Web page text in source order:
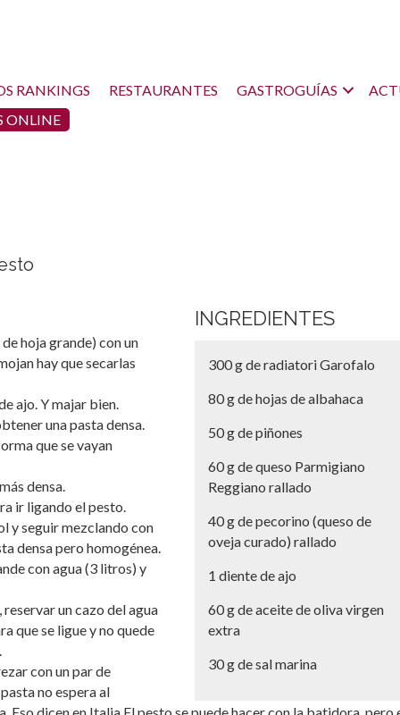
RANKINGS RESTAURANTES GASTROGUÍAS
ONLINE
INGREDIENTES
300 g de radiatori Garofalo
80 g de hojas de albahaca
50 g de piñones
60 g de queso Parmigiano
Reggiano rallado
40 g de pecorino (queso de
oveja curado) rallado
1 diente de ajo
60 g de aceite de oliva virgen
extra
30 g de sal marina
hoja grande) con un
hay que secarlas
ajo. Y majar bien.
una pasta densa.
que se vayan
densa.
ir ligando el pesto.
y seguir mezclando con
densa pero homogénea.
con agua (3 litros) y
un cazo del agua
que se ligue y no quede
con un par de
no espera al